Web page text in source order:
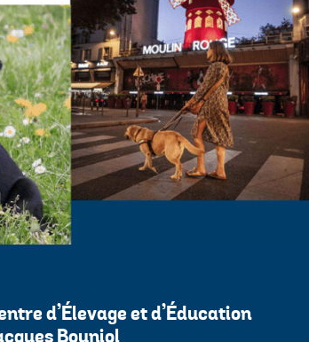
d’Élevage et d’Éducation